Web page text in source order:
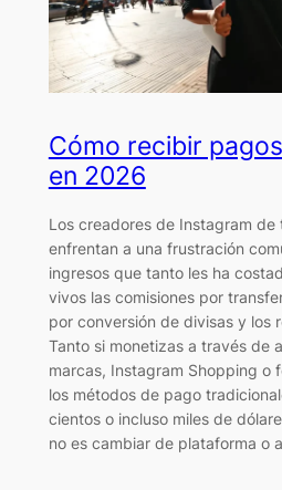
Cómo recibir
en 2026
Los creadores de Instagram de
enfrentan a una frustración
ingresos que tanto les ha
vivos las comisiones por
por conversión de divisas y los
Tanto si monetizas a través de
marcas, Instagram Shopping o
los métodos de pago
cientos o incluso miles de
no es cambiar de plataforma o